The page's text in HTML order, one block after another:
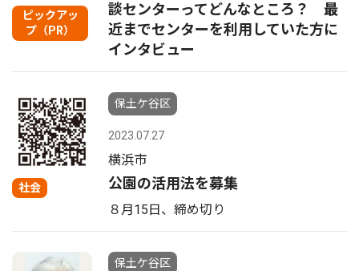
ピックアッ
プ（PR）
談センターってどんなところ？ 最
近までセンターを利用していた方に
インタビュー
社会
保土ケ谷区
2023.07.27
横浜市
公園の活用法を募集
８月15日、締め切り
保土ケ谷区